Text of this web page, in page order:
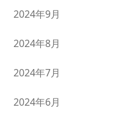
2024年9月
2024年8月
2024年7月
2024年6月